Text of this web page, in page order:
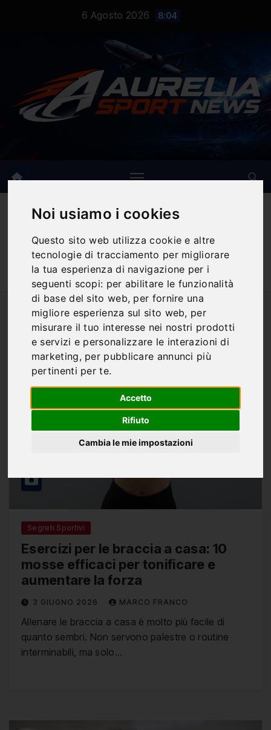
Noi usiamo i cookies
Questo sito web utilizza cookie e altre
tecnologie di tracciamento per migliorare
la tua esperienza di navigazione per i
seguenti scopi: per abilitare le funzionalità
di base del sito web, per fornire una
migliore esperienza sul sito web, per
misurare il tuo interesse nei nostri prodotti
e servizi e personalizzare le interazioni di
marketing, per pubblicare annunci più
pertinenti per te.
Accetto
Rifiuto
Cambia le mie impostazioni
6 Agosto 2026 8:04
Categoria:Blog
Articoli su sport, CrossFit, allenamenti, alimentazione,
recupero e consigli utili per uno stile di vita attivo.
Segreti Sportivi
Esercizi per le braccia a casa: 10
mosse efficaci per tonificare e
aumentare la forza
3 GIUGNO 2026 MARCO FRANCO
Allenare le braccia a casa è molto più facile di
quanto sembri. Non servono palestre o routine
interminabili, ma solo…